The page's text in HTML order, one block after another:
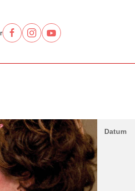
Datum